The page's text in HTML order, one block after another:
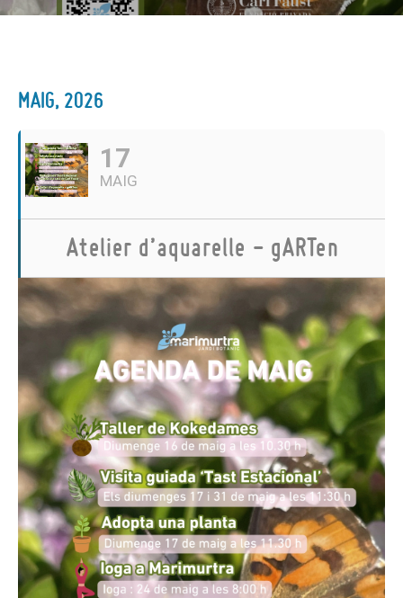
MAIG, 2026
17
MAIG
Atelier d’aquarelle - gARTen